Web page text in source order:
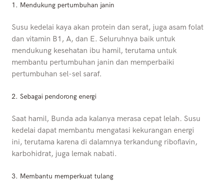
1. Mendukung pertumbuhan janin
Susu kedelai kaya akan protein dan serat, juga asam folat
dan vitamin B1, A, dan E. Seluruhnya baik untuk
mendukung kesehatan ibu hamil, terutama untuk
membantu pertumbuhan janin dan memperbaiki
pertumbuhan sel-sel saraf.
2. Sebagai pendorong energi
Saat hamil, Bunda ada kalanya merasa cepat lelah. Susu
kedelai dapat membantu mengatasi kekurangan energi
ini, terutama karena di dalamnya terkandung riboflavin,
karbohidrat, juga lemak nabati.
3. Membantu memperkuat tulang